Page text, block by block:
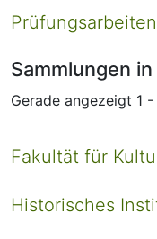
Prüfungsarbeiten
Sammlungen
Gerade angezeigt 1
Fakultät für
Historisches